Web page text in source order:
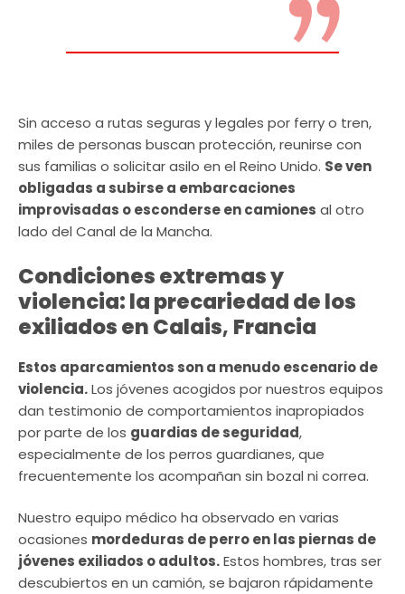
Sin acceso a rutas seguras y legales por ferry o tren,
miles de personas buscan protección, reunirse con
sus familias o solicitar asilo en el Reino Unido. Se ven
obligadas a subirse a embarcaciones
improvisadas o esconderse en camiones al otro
lado del Canal de la Mancha.
Condiciones extremas y
violencia: la precariedad de los
exiliados en Calais, Francia
Estos aparcamientos son a menudo escenario de
violencia.Los jóvenes acogidos por nuestros equipos
dan testimonio de comportamientos inapropiados
por parte de los guardias de seguridad,
especialmente de los perros guardianes, que
frecuentemente los acompañan sin bozal ni correa.
Nuestro equipo médico ha observado en varias
ocasiones mordeduras de perro en las piernas de
jóvenes exiliados o adultos.Estos hombres, tras ser
descubiertos en un camión, se bajaron rápidamente